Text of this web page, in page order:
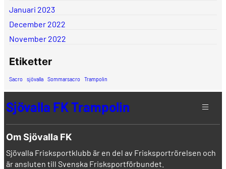
Januari 2023
December 2022
November 2022
Etiketter
Sacro sjövalla Sommarsacro Trampolin
Sjövalla FK Trampolin
Om Sjövalla FK
Sjövalla Frisksportklubb är en del av Frisksportrörelsen och
är ansluten till Svenska Frisksportförbundet.